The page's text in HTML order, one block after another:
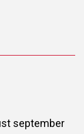
september